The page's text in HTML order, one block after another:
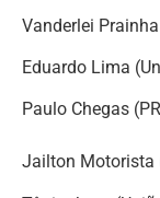
Vanderlei
Eduardo Lima
Paulo Chegas
Jailton Motorista